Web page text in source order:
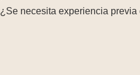
¿Se necesita experiencia previa